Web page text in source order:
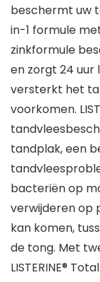
beschermt uw
in-1 formule
zinkformule
en zorgt 24 uur
versterkt het
voorkomen.
tandplak, een
bacteriën op
verwijderen op
kan komen,
de tong. Met
LISTERINE®